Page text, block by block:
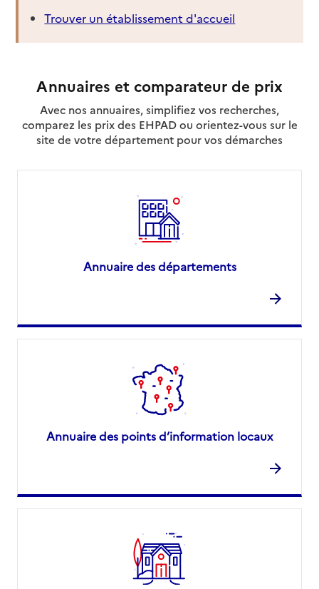
Trouver un établissement d'accueil
Annuaires et comparateur de prix
Avec nos annuaires, simplifiez vos recherches,
comparez les prix des EHPAD ou orientez-vous sur le
site de votre département pour vos démarches
Annuaire des départements
Annuaire des points d’information locaux